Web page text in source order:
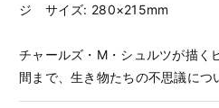
ジ サイズ: 280×215mm
チャールズ・M・シュルツが描く
間まで、生き物たちの不思議に